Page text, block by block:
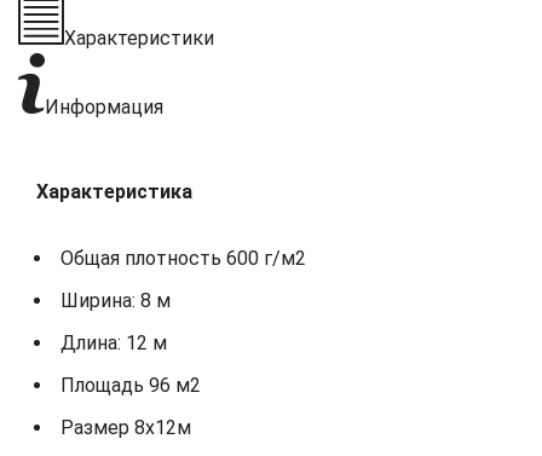
Характеристики
Информация
Характеристика
Общая плотность 600 г/м2
Ширина: 8 м
Длина: 12 м
Площадь 96 м2
Размер 8х12м